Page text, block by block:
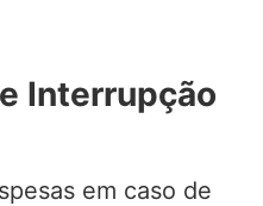
Interrupção
em caso de